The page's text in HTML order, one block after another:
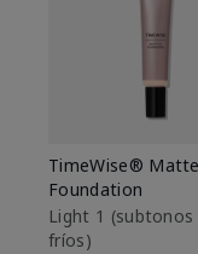
TimeWise®
Foundation
Light 1​
fríos)